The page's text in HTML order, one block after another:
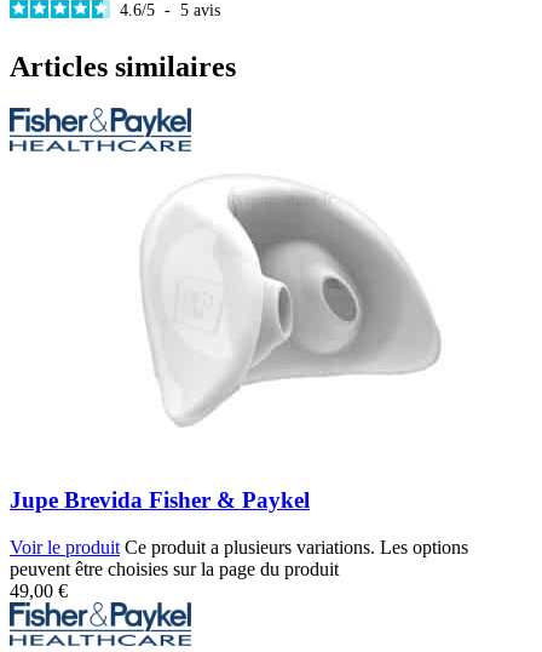
4.6/5 - 5 avis
Articles similaires
Jupe Brevida Fisher & Paykel
Voir le produit Ce produit a plusieurs variations. Les options
peuvent être choisies sur la page du produit
49,00 €